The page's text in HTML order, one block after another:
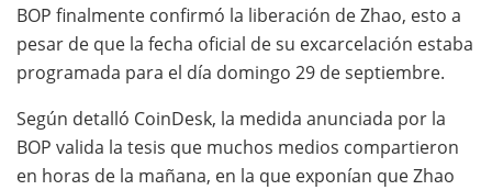
BOP finalmente confirmó la liberación de Zhao, esto a
pesar de que la fecha oficial de su excarcelación estaba
programada para el día domingo 29 de septiembre.
Según detalló CoinDesk, la medida anunciada por la
BOP valida la tesis que muchos medios compartieron
en horas de la mañana, en la que exponían que Zhao